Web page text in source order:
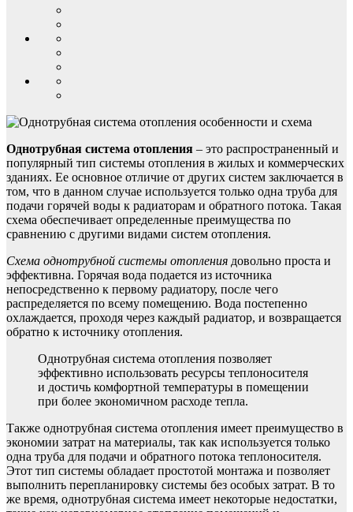
Однотрубная система отопления – это распространенный и
популярный тип системы отопления в жилых и коммерческих
зданиях. Ее основное отличие от других систем заключается в
том, что в данном случае используется только одна труба для
подачи горячей воды к радиаторам и обратного потока. Такая
схема обеспечивает определенные преимущества по
сравнению с другими видами систем отопления.
Схема однотрубной системы отопления довольно проста и
эффективна. Горячая вода подается из источника
непосредственно к первому радиатору, после чего
распределяется по всему помещению. Вода постепенно
охлаждается, проходя через каждый радиатор, и возвращается
обратно к источнику отопления.
Однотрубная система отопления позволяет
эффективно использовать ресурсы теплоносителя
и достичь комфортной температуры в помещении
при более экономичном расходе тепла.
Также однотрубная система отопления имеет преимущество в
экономии затрат на материалы, так как используется только
одна труба для подачи и обратного потока теплоносителя.
Этот тип системы обладает простотой монтажа и позволяет
выполнить перепланировку системы без особых затрат. В то
же время, однотрубная система имеет некоторые недостатки,